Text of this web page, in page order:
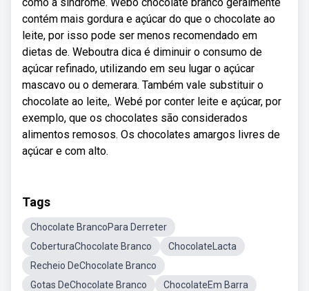
contém mais gordura e açúcar do que o chocolate ao
leite, por isso pode ser menos recomendado em
dietas de. Weboutra dica é diminuir o consumo de
açúcar refinado, utilizando em seu lugar o açúcar
mascavo ou o demerara. Também vale substituir o
chocolate ao leite,. Webé por conter leite e açúcar, por
exemplo, que os chocolates são considerados
alimentos remosos. Os chocolates amargos livres de
açúcar e com alto.
Tags
Chocolate BrancoPara Derreter
CoberturaChocolate Branco
ChocolateLacta
Recheio DeChocolate Branco
Gotas DeChocolate Branco
ChocolateEm Barra